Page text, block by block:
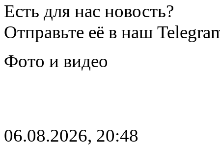
Есть для нас новость?
Отправьте её в наш
Фото и видео
06.08.2026, 20:48